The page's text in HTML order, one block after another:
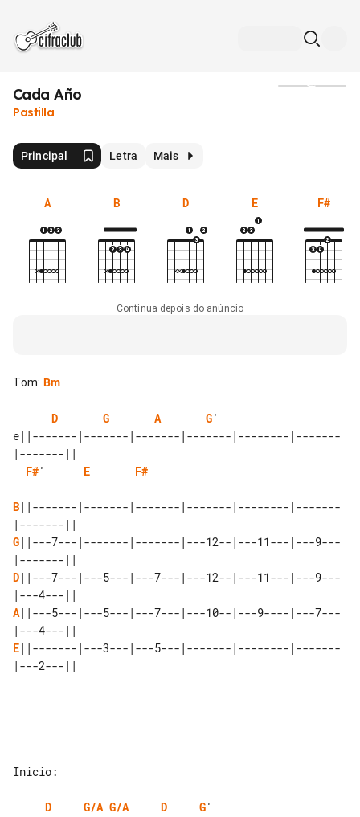
Cada Año
Pastilla
Principal Letra Mais
A B D E F#
Continua depois do anúncio
Tom: Bm
D G A G'
e||-------|-------|-------|-------|--------|-------
F#' E F#
B||-------|-------|-------|-------|--------|-------
G||---7---|-------|-------|---12--|---11---|---9---
D||---7---|---5---|---7---|---12--|---11---|---9---
A||---5---|---5---|---7---|---10--|---9----|---7---
E||-------|---3---|---5---|-------|--------|-------
|---2---||
Inicio:
D G/A G/A D G'